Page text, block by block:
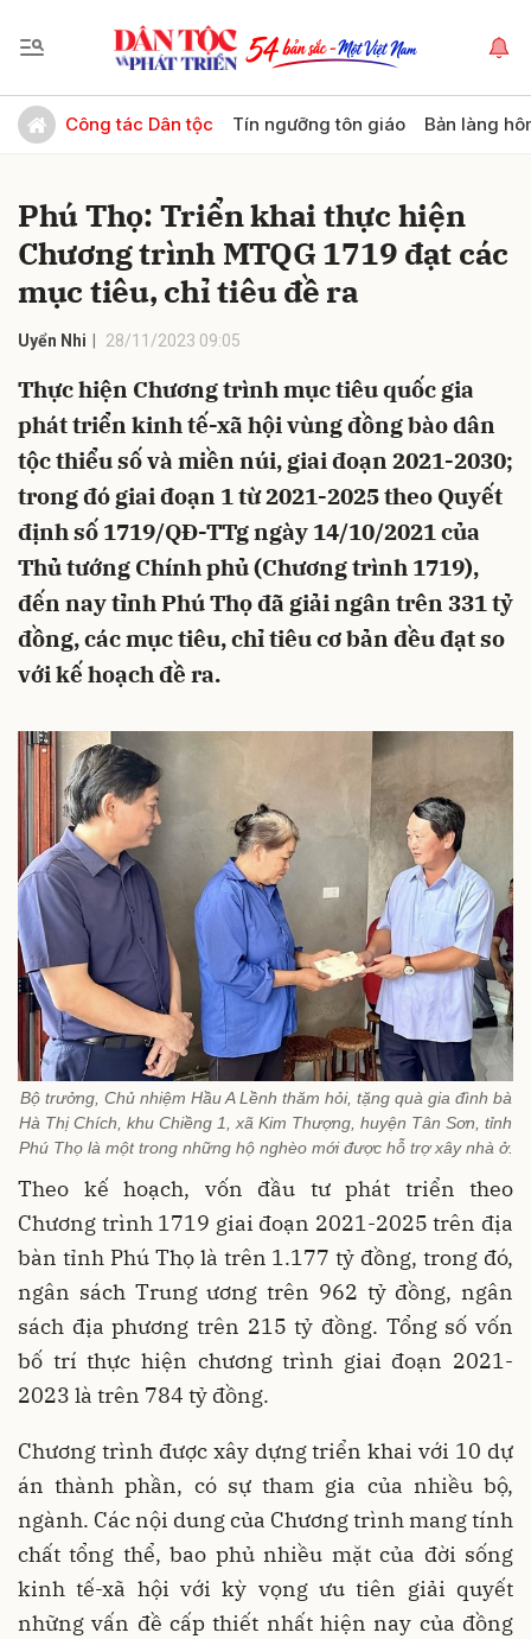
Công tác Dân tộc Tín ngưỡng tôn giáo Bản làng
Phú Thọ: Triển khai thực hiện
Chương trình MTQG 1719 đạt các
mục tiêu, chỉ tiêu đề ra
Uyển Nhi 28/11/2023 09:05
Thực hiện Chương trình mục tiêu quốc gia
phát triển kinh tế-xã hội vùng đồng bào dân
tộc thiểu số và miền núi, giai đoạn 2021-2030;
trong đó giai đoạn 1 từ 2021-2025 theo Quyết
định số 1719/QĐ-TTg ngày 14/10/2021 của
Thủ tướng Chính phủ (Chương trình 1719),
đến nay tỉnh Phú Thọ đã giải ngân trên 331 tỷ
đồng, các mục tiêu, chỉ tiêu cơ bản đều đạt so
với kế hoạch đề ra.
Bộ trưởng, Chủ nhiệm Hầu A Lềnh thăm hỏi, tặng quà gia đình bà
Hà Thị Chích, khu Chiềng 1, xã Kim Thượng, huyện Tân Sơn, tỉnh
Phú Thọ là một trong những hộ nghèo mới được hỗ trợ xây nhà ở.
Theo kế hoạch, vốn đầu tư phát triển theo
Chương trình 1719 giai đoạn 2021-2025 trên địa
bàn tỉnh Phú Thọ là trên 1.177 tỷ đồng, trong đó,
ngân sách Trung ương trên 962 tỷ đồng, ngân
sách địa phương trên 215 tỷ đồng. Tổng số vốn
bố trí thực hiện chương trình giai đoạn 2021-
2023 là trên 784 tỷ đồng.
Chương trình được xây dựng triển khai với 10 dự
án thành phần, có sự tham gia của nhiều bộ,
ngành. Các nội dung của Chương trình mang tính
chất tổng thể, bao phủ nhiều mặt của đời sống
kinh tế-xã hội với kỳ vọng ưu tiên giải quyết
những vấn đề cấp thiết nhất hiện nay của đồng
Gửi bình luận